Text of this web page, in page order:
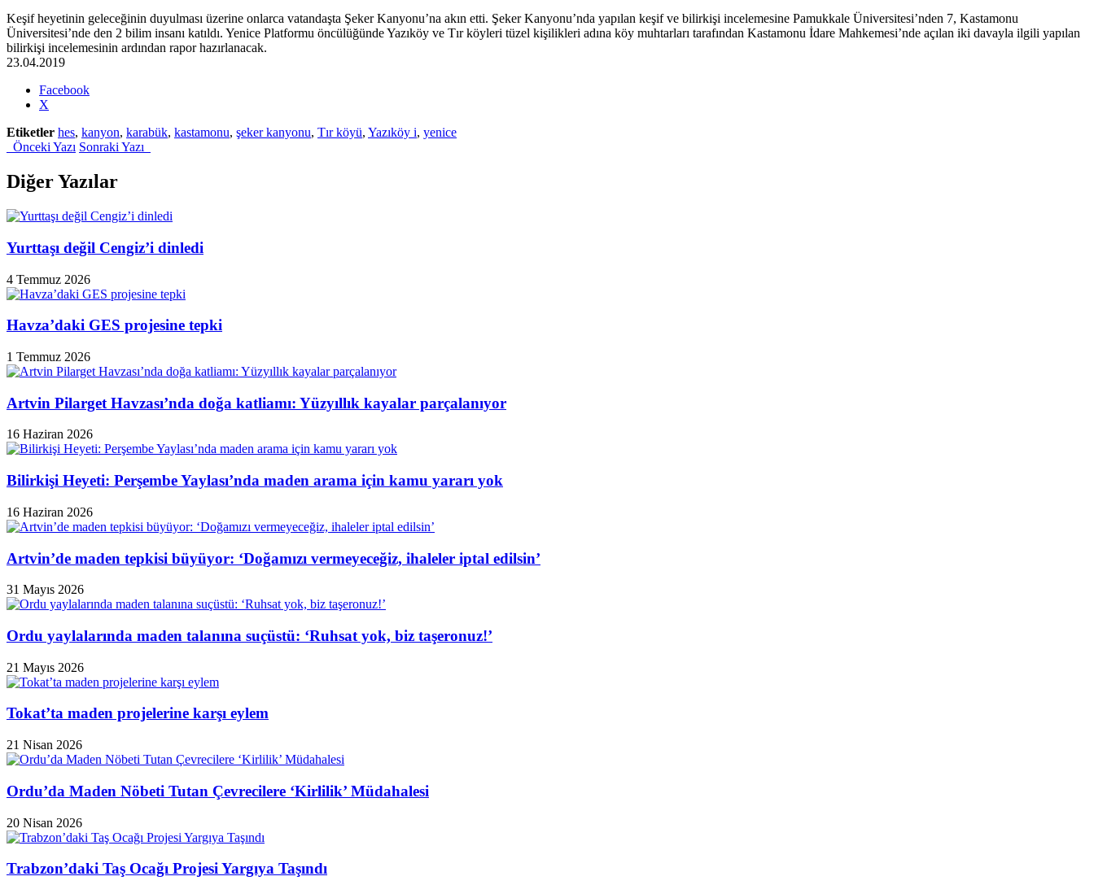
Keşif heyetinin geleceğinin duyulması üzerine onlarca vatandaşta Şeker Kanyonu’na akın etti. Şeker Kanyonu’nda yapılan keşif ve bilirkişi incelemesine Pamukkale Üniversitesi’nden 7, Kastamonu
Üniversitesi’nde den 2 bilim insanı katıldı. Yenice Platformu öncülüğünde Yazıköy ve Tır köyleri tüzel kişilikleri adına köy muhtarları tarafından Kastamonu İdare Mahkemesi’nde açılan iki davayla ilgili yapılan
bilirkişi incelemesinin ardından rapor hazırlanacak.
23.04.2019
Share
"Şeker
kanyonu
projesi
için
bilirkişi
inceleme
Facebook
X
Etiketler hes, kanyon, karabük, kastamonu, şeker kanyonu, Tır köyü, Yazıköy i, yenice
Önceki Yazı Sonraki Yazı
Diğer Yazılar
Yurttaşı değil Cengiz’i dinledi
4 Temmuz 2026
Havza’daki GES projesine tepki
1 Temmuz 2026
Artvin Pilarget Havzası’nda doğa katliamı: Yüzyıllık kayalar parçalanıyor
16 Haziran 2026
Bilirkişi Heyeti: Perşembe Yaylası’nda maden arama için kamu yararı yok
16 Haziran 2026
Artvin’de maden tepkisi büyüyor: ‘Doğamızı vermeyeceğiz, ihaleler iptal edilsin’
31 Mayıs 2026
Ordu yaylalarında maden talanına suçüstü: ‘Ruhsat yok, biz taşeronuz!’
21 Mayıs 2026
Tokat’ta maden projelerine karşı eylem
21 Nisan 2026
Ordu’da Maden Nöbeti Tutan Çevrecilere ‘Kirlilik’ Müdahalesi
20 Nisan 2026
Trabzon’daki Taş Ocağı Projesi Yargıya Taşındı